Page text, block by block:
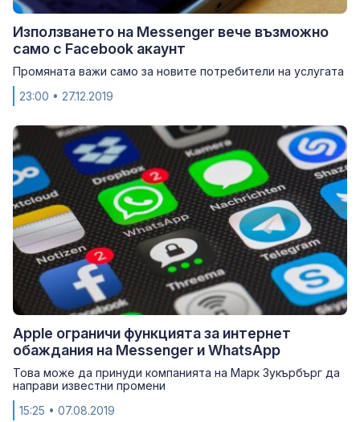
Използването на Messenger вече възможно
само с Facebook акаунт
Промяната важи само за новите потребители на услугата
23:00 • 27.12.2019
Apple ограничи функцията за интернет
обаждания на Messenger и WhatsApp
Това може да принуди компанията на Марк Зукърбърг да
направи известни промени
15:25 • 07.08.2019